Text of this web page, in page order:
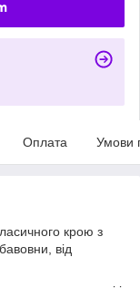
Оплата Умови
крою з
від